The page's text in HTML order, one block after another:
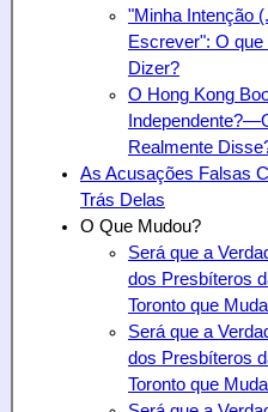
"Minha Intenção
Escrever": O
Dizer?
O Hong Kong
Realmente
As Acusações Falsas
Trás Delas
O Que Mudou?
Será que a
dos Presbíteros
Toronto que
Será que a
dos Presbíteros
Toronto que